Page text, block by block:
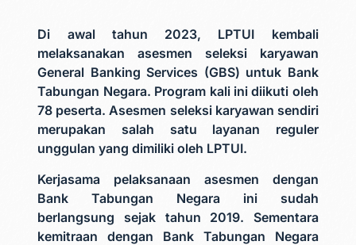
Di awal tahun 2023, LPTUI kembali
melaksanakan asesmen seleksi karyawan
General Banking Services (GBS) untuk Bank
Tabungan Negara. Program kali ini diikuti oleh
78 peserta. Asesmen seleksi karyawan sendiri
merupakan salah satu layanan reguler
unggulan yang dimiliki oleh LPTUI.
Kerjasama pelaksanaan asesmen dengan
Bank Tabungan Negara ini sudah
berlangsung sejak tahun 2019. Sementara
kemitraan dengan Bank Tabungan Negara